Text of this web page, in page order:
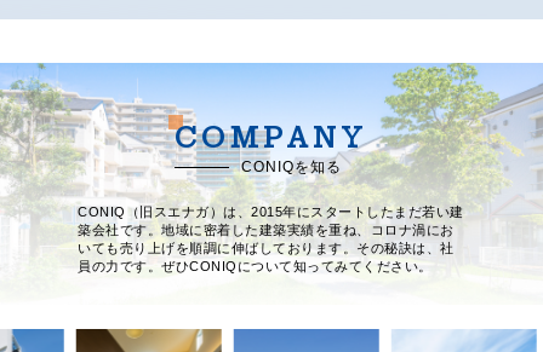
COMPANY
CONIQを知る
CONIQ（旧スエナガ）は、2015年にスタートしたまだ若い建
築会社です。地域に密着した建築実績を重ね、コロナ渦にお
いても売り上げを順調に伸ばしております。その秘訣は、社
員の力です。ぜひCONIQについて知ってみてください。